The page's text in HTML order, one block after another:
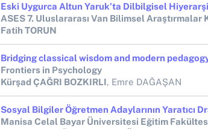
Eski Uygurca Altun Yaruk’ta Dilbilgisel
ASES 7. Uluslararası Van Bilimsel Araştırmalar
Fatih TORUN
Frontiers in Psychology
Kürşad ÇAĞRI BOZKIRLI, Emre DAĞAŞAN
Sosyal Bilgiler Öğretmen Adaylarının Yaratıcı
Manisa Celal Bayar Üniversitesi Eğitim